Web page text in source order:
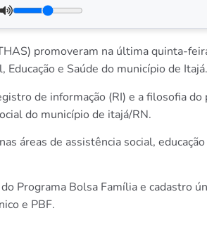
promoveram na última quinta-
e Saúde do município de Itajá.
de informação (RI) e a filosofia
do município de itajá/RN.
áreas de assistência social,
Programa Bolsa Família e cadastro
e PBF.